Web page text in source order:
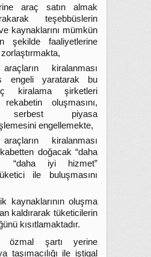
araç satın almak
teşebbüslerin
kaynaklarını mümkün
şekilde faaliyetlerine
zorlaştırmakta,
kiralanması
engeli yaratarak bu
kiralama şirketleri
oluşmasını,
serbest piyasa
engellemekte,
kiralanması
doğacak “daha
“daha iyi hizmet”
ile buluşmasını
kaynaklarının oluşma
kaldırarak tüketicilerin
kısıtlamaktadır.
özmal şartı yerine
taşımacılığı ile iştigal